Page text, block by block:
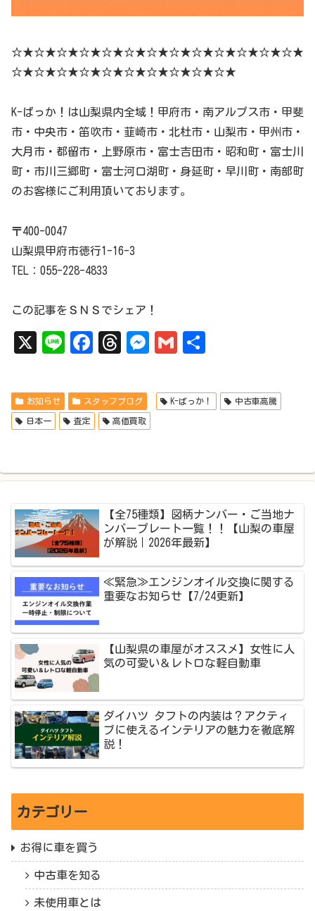
☆★☆★☆★☆★☆★☆★☆★☆★☆★☆★☆★☆★☆★
☆★☆★☆★☆★☆★☆★☆★☆★☆★☆★
K-ばっか！は山梨県内全域！甲府市・南アルプス市・甲斐
市・中央市・笛吹市・韮崎市・北杜市・山梨市・甲州市・
大月市・都留市・上野原市・富士吉田市・昭和町・富士川
町・市川三郷町・富士河口湖町・身延町・早川町・南部町
のお客様にご利用頂いております。
〒400-0047
山梨県甲府市徳行1-16-3
TEL：055-228-4833
この記事をＳＮＳでシェア！
X
Li
Fa
bo
ok
Th
ad
s
Me
en
ge
r
Gm
l
お知らせ スタッフブログ K-ばっか！ 中古車高騰
日本一 査定 高価買取
【全75種類】図柄ナンバー・ご当地ナ
ンバープレート一覧！！【山梨の車屋
が解説｜2026年最新】
≪緊急≫エンジンオイル交換に関する
重要なお知らせ【7/24更新】
【山梨県の車屋がオススメ】女性に人
気の可愛い＆レトロな軽自動車
ダイハツ タフトの内装は？アクティ
ブに使えるインテリアの魅力を徹底解
説！
カテゴリー
お得に車を買う
中古車を知る
未使用車とは